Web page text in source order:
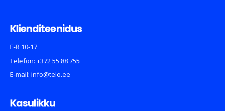
Klienditeenidus
E-R 10-17
Telefon: +372 55 88 755
E-mail: info@telo.ee
Kasulikku